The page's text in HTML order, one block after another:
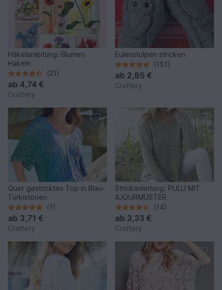
Häkelanleitung: Blumen
Häkeln
(21)
ab 4,74 €
Craftery
Eulenstulpen stricken
(151)
ab 2,85 €
Craftery
Quer gestricktes Top in Blau-
Türkistönen
(1)
ab 3,71 €
Craftery
Strickanleitung: PULLI MIT
AJOURMUSTER
(14)
ab 3,33 €
Craftery